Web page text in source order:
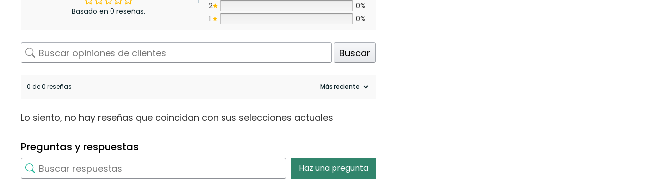
Basado en 0 reseñas.
2
0%
1
0%
Buscar
0 de 0 reseñas
Lo siento, no hay reseñas que coincidan con sus selecciones actuales
Preguntas y respuestas
Haz una pregunta